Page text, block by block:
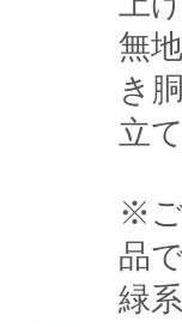
無
き
立
※ご
品
緑系